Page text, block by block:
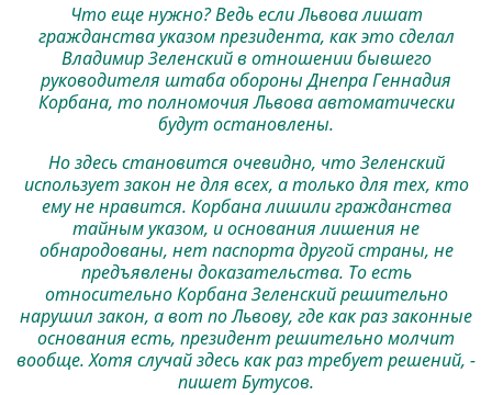
Что еще нужно? Ведь если Львова лишат
гражданства указом президента, как это сделал
Владимир Зеленский в отношении бывшего
руководителя штаба обороны Днепра Геннадия
Корбана, то полномочия Львова автоматически
будут остановлены.
Но здесь становится очевидно, что Зеленский
использует закон не для всех, а только для тех, кто
ему не нравится. Корбана лишили гражданства
тайным указом, и основания лишения не
обнародованы, нет паспорта другой страны, не
предъявлены доказательства. То есть
относительно Корбана Зеленский решительно
нарушил закон, а вот по Львову, где как раз законные
основания есть, президент решительно молчит
вообще. Хотя случай здесь как раз требует решений, -
пишет Бутусов.